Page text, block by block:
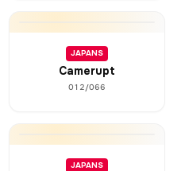
JAPANS
Camerupt
012/066
JAPANS